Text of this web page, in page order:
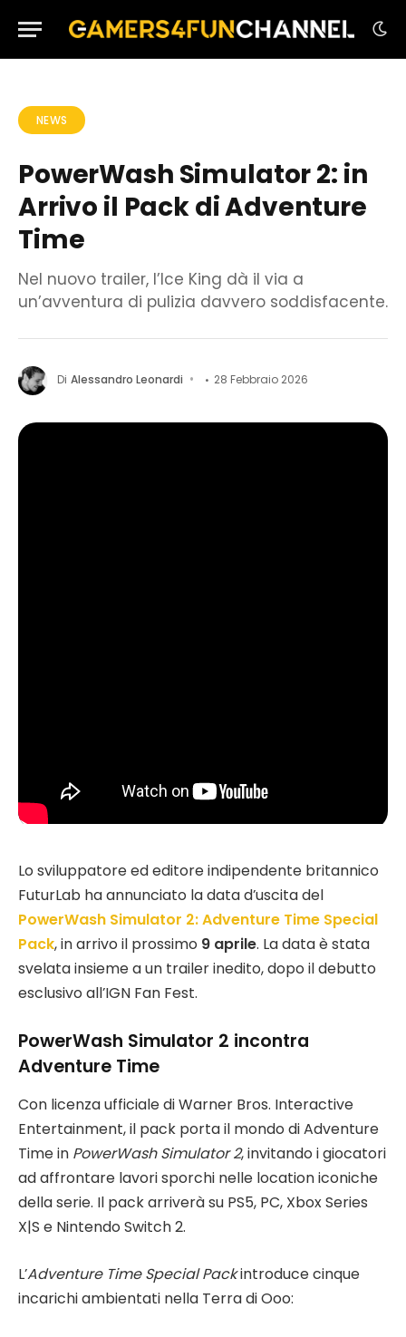
NEWS
PowerWash Simulator 2: in
Arrivo il Pack di Adventure
Time
Nel nuovo trailer, l’Ice King dà il via a
un’avventura di pulizia davvero soddisfacente.
Di Alessandro Leonardi 28 Febbraio 2026
Lo sviluppatore ed editore indipendente britannico
FuturLab ha annunciato la data d’uscita del
PowerWash Simulator 2: Adventure Time Special
Pack, in arrivo il prossimo 9 aprile. La data è stata
svelata insieme a un trailer inedito, dopo il debutto
esclusivo all’IGN Fan Fest.
PowerWash Simulator 2 incontra
Adventure Time
Con licenza ufficiale di Warner Bros. Interactive
Entertainment, il pack porta il mondo di Adventure
Time in PowerWash Simulator 2, invitando i giocatori
ad affrontare lavori sporchi nelle location iconiche
della serie. Il pack arriverà su PS5, PC, Xbox Series
X|S e Nintendo Switch 2.
L’Adventure Time Special Packintroduce cinque
incarichi ambientati nella Terra di Ooo: